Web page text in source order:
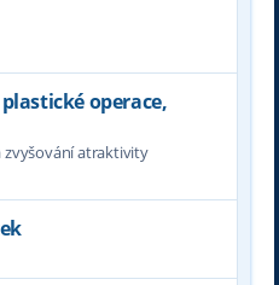
operace,
zvyšování atraktivity